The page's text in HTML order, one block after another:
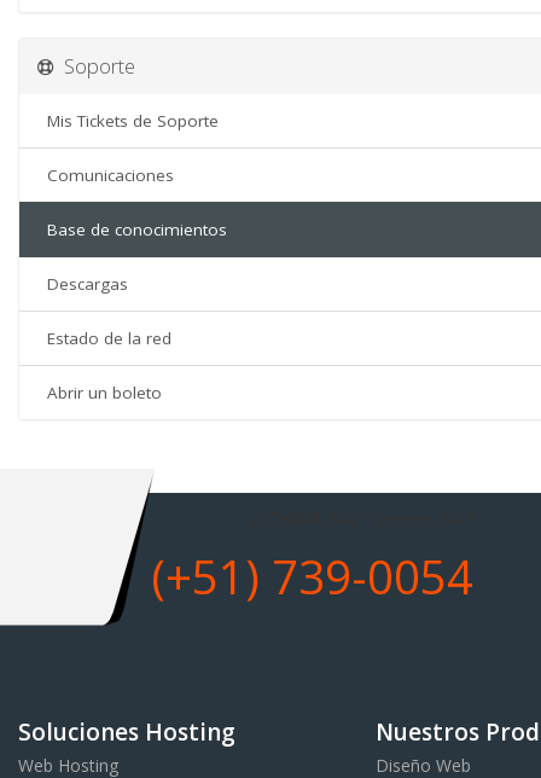
Soporte
Mis Tickets de Soporte
Comunicaciones
Base de conocimientos
Descargas
Estado de la red
Abrir un boleto
(+51) 739-0054
Soluciones Hosting
Web Hosting
Nuestros
Diseño Web